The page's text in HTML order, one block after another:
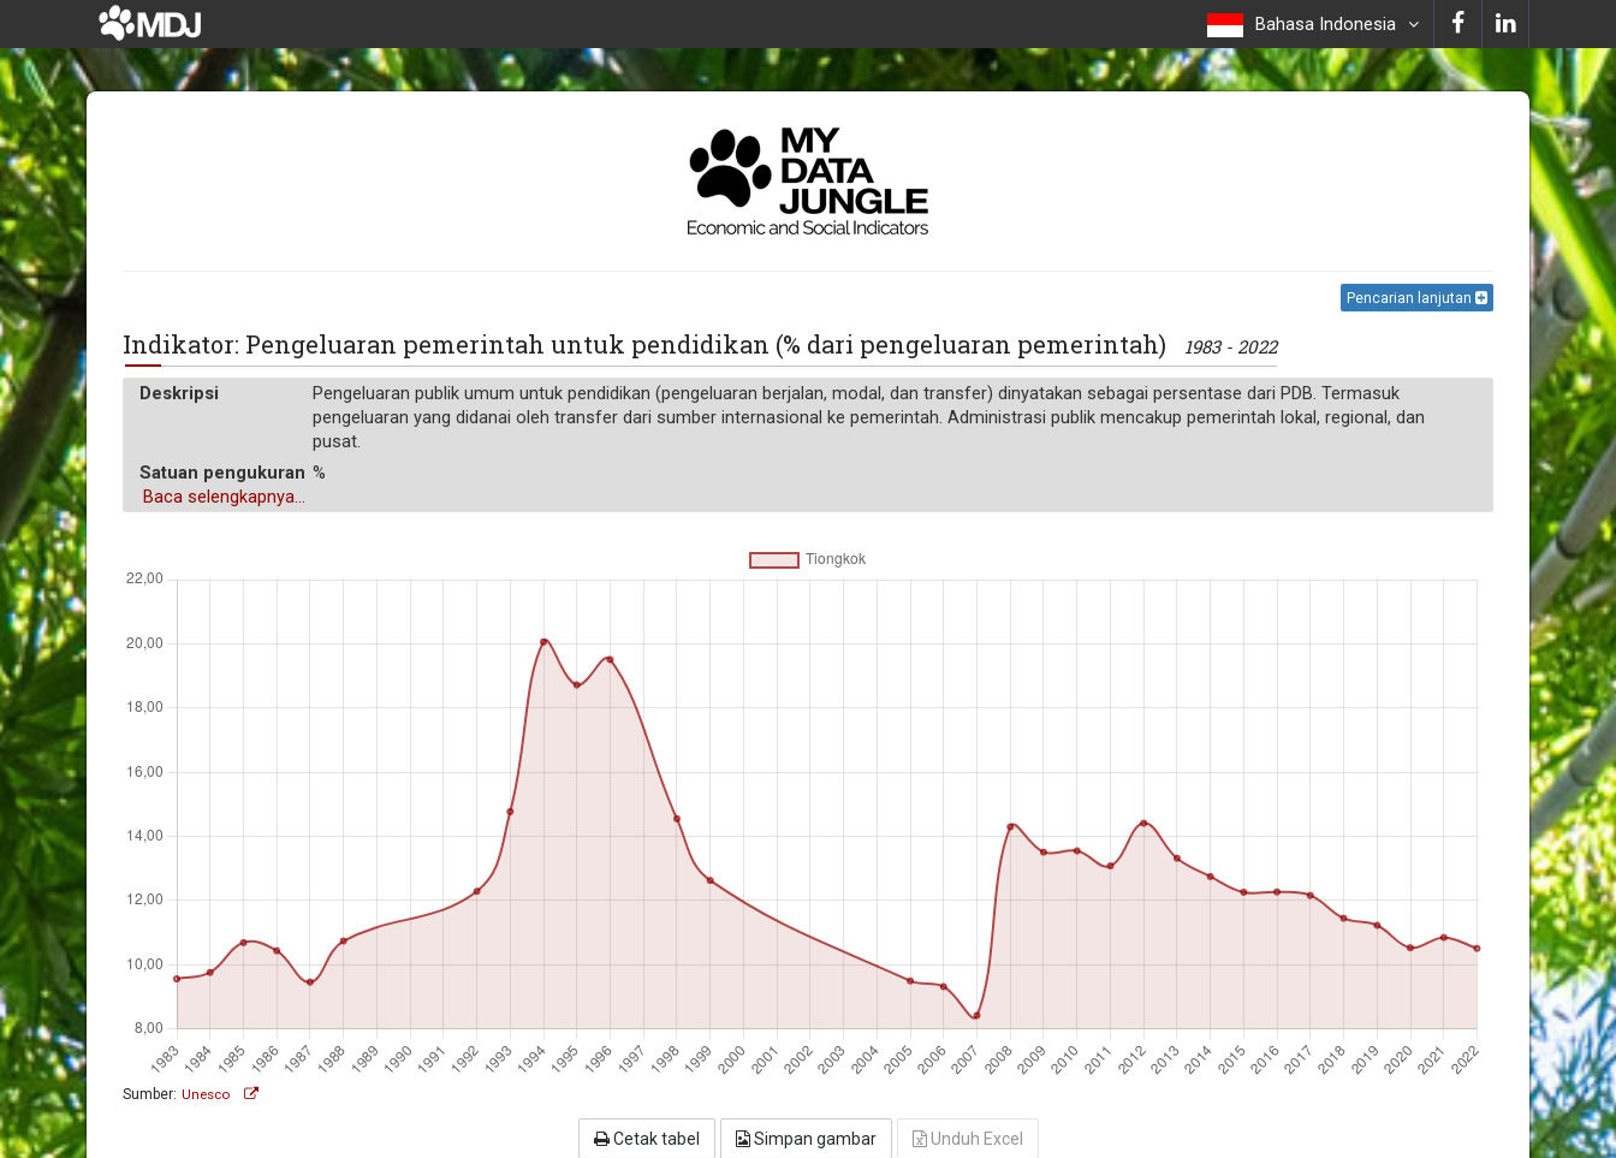
Bahasa Indonesia
Pencarian lanjutan
Indikator: Pengeluaran pemerintah untuk pendidikan (% dari pengeluaran pemerintah) 1983 - 2022
Deskripsi
Pengeluaran publik umum untuk pendidikan (pengeluaran berjalan, modal, dan transfer) dinyatakan sebagai persentase dari PDB. Termasuk
pengeluaran yang didanai oleh transfer dari sumber internasional ke pemerintah. Administrasi publik mencakup pemerintah lokal, regional, dan
pusat.
Satuan pengukuran %
Baca selengkapnya...
Sumber: Unesco
Cetak tabel Simpan gambar Unduh Excel